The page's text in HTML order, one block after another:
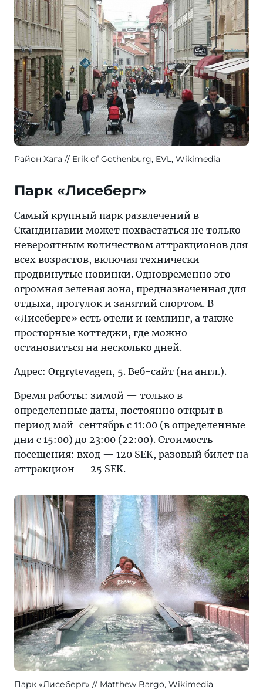
Район Хага Erik of Gothenburg, EVL, Wikimedia
Парк «Лисеберг»
Самый крупный парк развлечений в
Скандинавии может похвастаться не только
невероятным количеством аттракционов для
всех возрастов, включая технически
продвинутые новинки. Одновременно это
огромная зеленая зона, предназначенная для
отдыха, прогулок и занятий спортом. В
«Лисеберге» есть отели и кемпинг, а также
просторные коттеджи, где можно
остановиться на несколько дней.
Адрес: Orgrytevagen, 5. Веб-сайт (на англ.).
Время работы: зимой — только в
определенные даты, постоянно открыт в
период май-сентябрь с 11:00 (в определенные
дни с 15:00) до 23:00 (22:00). Стоимость
посещения: вход — 120 SEK, разовый билет на
аттракцион — 25 SEK.
Парк «Лисеберг» Matthew Bargo, Wikimedia